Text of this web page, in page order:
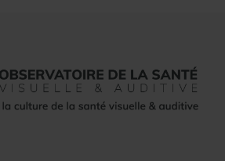
Page
d'accueil